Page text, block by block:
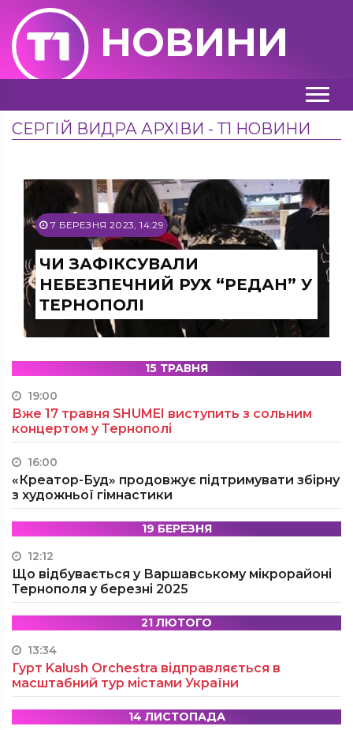
НОВИНИ
СЕРГІЙ ВИДРА АРХІВИ - Т1 НОВИНИ
7 БЕРЕЗНЯ 2023, 14:29
ЧИ ЗАФІКСУВАЛИ
НЕБЕЗПЕЧНИЙ РУХ “РЕДАН” У
ТЕРНОПОЛІ
15 ТРАВНЯ
19:00
Вже 17 травня SHUMEI виступить з сольним
концертом у Тернополі
16:00
«Креатор-Буд» продовжує підтримувати збірну
з художньої гімнастики
19 БЕРЕЗНЯ
12:12
Що відбувається у Варшавському мікрорайоні
Тернополя у березні 2025
21 ЛЮТОГО
13:34
Гурт Kalush Orchestra відправляється в
масштабний тур містами України
14 ЛИСТОПАДА